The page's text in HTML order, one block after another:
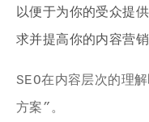
以便于为你的受众提
求并提高你的内容营销
SEO在内容层次的理
方案”。